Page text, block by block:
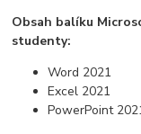
Obsah balíku
studenty:
Word 2021
Excel 2021
PowerPoint